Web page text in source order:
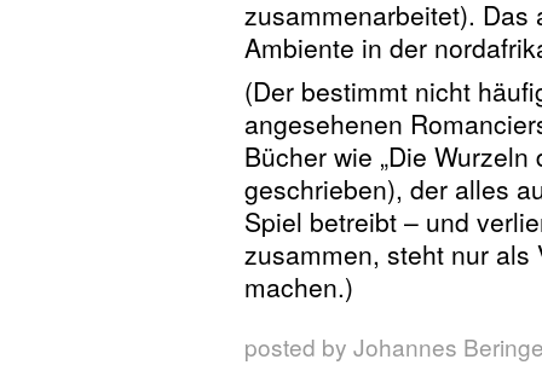
zusammenarbeitet).
Ambiente in der
(Der bestimmt nicht
angesehenen
Bücher wie „Die Wurzeln
geschrieben), der alles
Spiel betreibt – und
zusammen, steht nur als
machen.)
posted by Johannes